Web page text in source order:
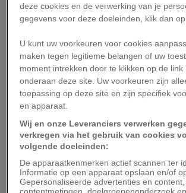
miljoenen Chinezen reizen naar
geboortestad om daar samen met
vrienden het nieuwe jaar in te
menu staat onder andere vis en
toetje zeker het traditionele
niangao: een gestoomd rijstcakeje.
2. Rood voor een
nieuwjaar
Rood, de kleur die geluk brengt,
deze cookies en de verwerking van je
gegevens voor deze doeleinden, klik dan
U kunt uw voorkeuren voor cookies
maken tegen legitieme belangen of uw
moment intrekken door te klikken op de link
onderaan deze site. Uw voorkeuren zijn
toepassing op deze site en zijn specifiek
en apparaat.
Wij en onze Leveranciers verwerken
verkregen via het gebruik van cookies
volgende doeleinden:
De apparaatkenmerken actief scannen ter
Informatie op een apparaat opslaan en/of
Gepersonaliseerde advertenties en